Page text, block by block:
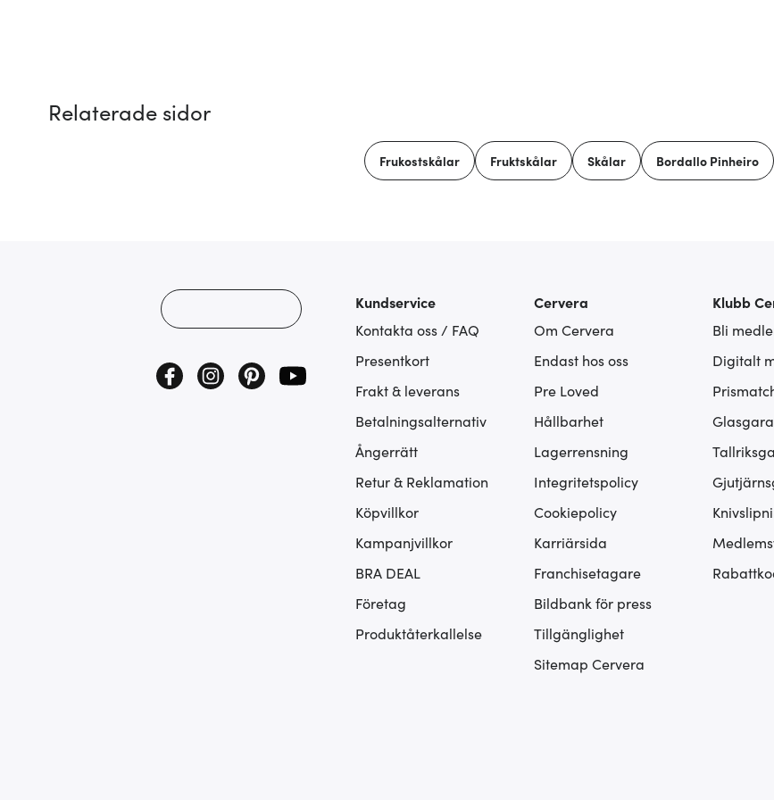
Relaterade sidor
Frukostskålar Fruktskålar Skålar Bordallo Pinheiro
Kundservice
Kontakta oss / FAQ
Presentkort
Frakt & leverans
Betalningsalternativ
Ångerrätt
Retur & Reklamation
Köpvillkor
Kampanjvillkor
BRA DEAL
Företag
Produktåterkallelse
Cervera
Om Cervera
Endast hos oss
Pre Loved
Hållbarhet
Lagerrensning
Integritetspolicy
Cookiepolicy
Karriärsida
Franchisetagare
Bildbank för press
Tillgänglighet
Sitemap Cervera
Klubb
Bli
Digitalt